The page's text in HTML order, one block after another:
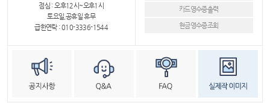
점심 : 오후12시~오후1시
토요일,공휴일 휴무
급한연락 : 010-3336-1544
카드영수증출력
현금영수증조회